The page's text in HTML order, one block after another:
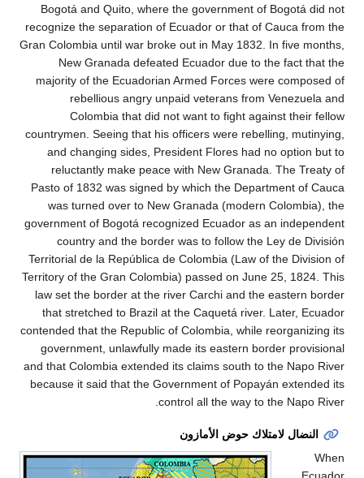
Bogotá and Quito, where the government of
recognize the separation of Ecuador or that of Cauca
Gran Colombia until war broke out in May 1832. In five
New Granada defeated Ecuador due to the fact
majority of the Ecuadorian Armed Forces were
rebellious angry unpaid veterans from
Colombia that did not want to fight against
countrymen. Seeing that his officers were rebelling,
and changing sides, President Flores had no
reluctantly make peace with New Granada. The
Pasto of 1832 was signed by which the Department
was turned over to New Granada (modern
government of Bogotá recognized Ecuador as an
country and the border was to follow the Ley de
Territorial de la República de Colombia (Law of the
Territory of the Gran Colombia) passed on June 25,
law set the border at the river Carchi and the
that stretched to Brazil at the Caquetá river. Later,
contended that the Republic of Colombia, while
government, unlawfully made its eastern border
and that Colombia extended its claims south to the
because it said that the Government of Popayán
control all the way to the
لامتلاك حوض الأمازون